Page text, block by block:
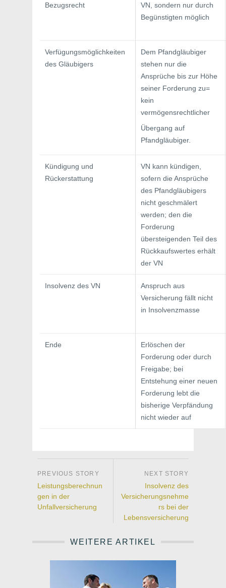
Bezugsrecht
VN, sondern nur durch
Begünstigten möglich
Verfügungsmöglichkeiten
des Gläubigers
Dem Pfandgläubiger
stehen nur die
Ansprüche bis zur Höhe
seiner Forderung zu=
kein
vermögensrechtlicher
Übergang auf
Pfandgläubiger.
Kündigung und
Rückerstattung
VN kann kündigen,
sofern die Ansprüche
des Pfandgläubigers
nicht geschmälert
werden; den die
Forderung
übersteigenden Teil des
Rückkaufswertes erhält
der VN
Insolvenz des VN
Anspruch aus
Versicherung fällt nicht
in Insolvenzmasse
Ende
Erlöschen der
Forderung oder durch
Freigabe; bei
Entstehung einer neuen
Forderung lebt die
bisherige Verpfändung
nicht wieder auf
Leistungsberechnun
gen in der
Unfallversicherung
Insolvenz des
Versicherungsnehme
rs bei der
Lebensversicherung
WEITERE ARTIKEL